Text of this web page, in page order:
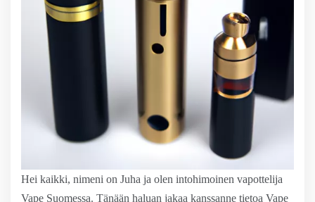
Hei kaikki, nimeni on Juha ja olen intohimoinen vapottelija
Vape Suomessa. Tänään haluan jakaa kanssanne tietoa Vape